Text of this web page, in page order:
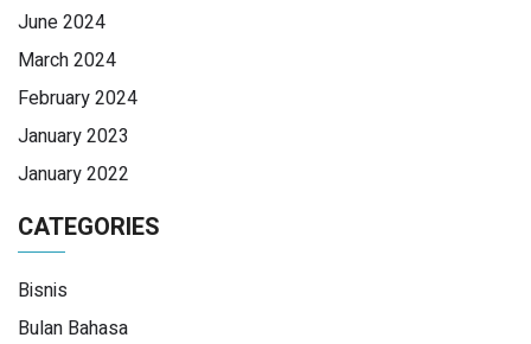
June 2024
March 2024
February 2024
January 2023
January 2022
CATEGORIES
Bisnis
Bulan Bahasa